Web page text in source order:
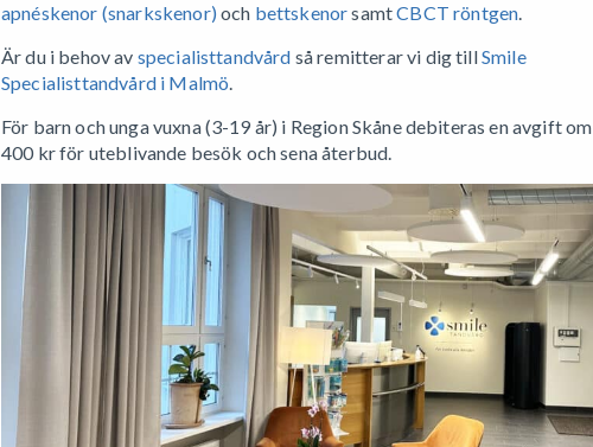
apnéskenor (snarkskenor) och bettskenorsamtCBCT röntgen.
Är du i behov av specialisttandvård så remitterar vi dig tillSmile
Specialisttandvård i Malmö.
För barn och unga vuxna (3-19 år) i Region Skåne debiteras en avgift om
400 kr för uteblivande besök och sena återbud.